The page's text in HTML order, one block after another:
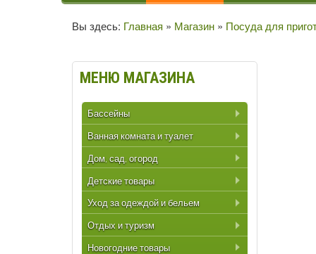
Вы здесь: Главная » Магазин » Посуда для
МЕНЮ МАГАЗИНА
Бассейны
Ванная комната и туалет
Дом, сад, огород
Детские товары
Уход за одеждой и бельем
Отдых и туризм
Новогодние товары